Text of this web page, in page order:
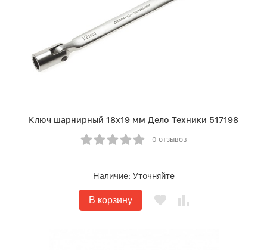
Ключ шарнирный 18х19 мм Дело Техники 517198
0 отзывов
Наличие: Уточняйте
В корзину